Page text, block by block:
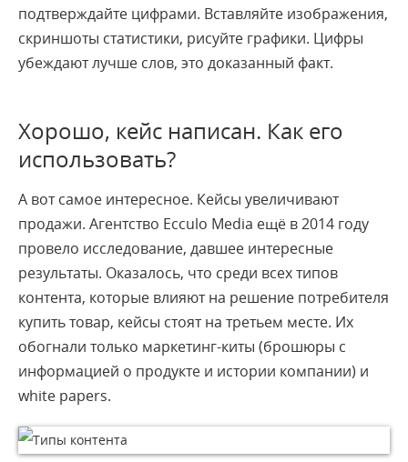
подтверждайте цифрами. Вставляйте изображения,
скриншоты статистики, рисуйте графики. Цифры
убеждают лучше слов, это доказанный факт.
Хорошо, кейс написан. Как его
использовать?
А вот самое интересное. Кейсы увеличивают
продажи. Агентство Ecculo Media ещё в 2014 году
провело исследование, давшее интересные
результаты. Оказалось, что среди всех типов
контента, которые влияют на решение потребителя
купить товар, кейсы стоят на третьем месте. Их
обогнали только маркетинг-киты (брошюры с
информацией о продукте и истории компании) и
white papers.